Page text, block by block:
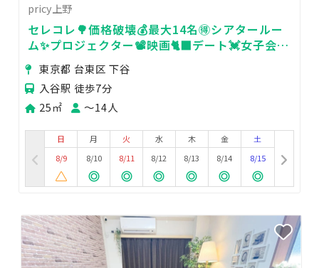
pricy上野
セレコレ🌳価格破壊💰最大14名🉐シアタールー
ム✨プロジェクター📽️映画🐈‍⬛デート💓女子会💗
推し活🌟pricy上野
東京都 台東区 下谷
入谷駅 徒歩7分
25㎡
〜14人
日
8/9
月
8/10
火
8/11
水
8/12
木
8/13
金
8/14
土
8/15